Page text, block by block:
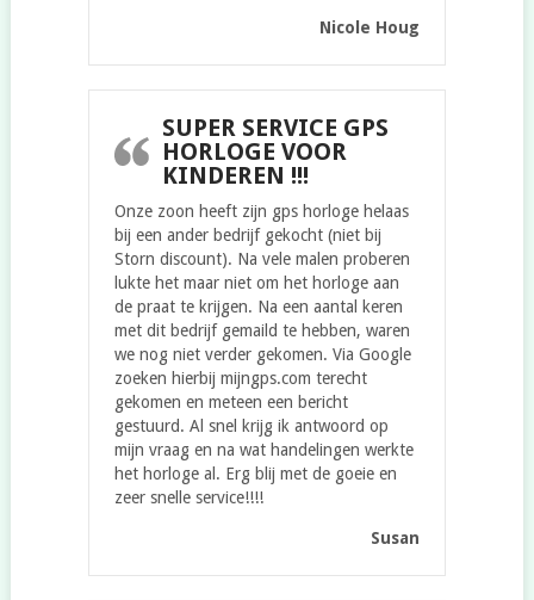
Nicole Houg
SUPER SERVICE GPS
HORLOGE VOOR
KINDEREN !!!
Onze zoon heeft zijn gps horloge helaas
bij een ander bedrijf gekocht (niet bij
Storn discount). Na vele malen proberen
lukte het maar niet om het horloge aan
de praat te krijgen. Na een aantal keren
met dit bedrijf gemaild te hebben, waren
we nog niet verder gekomen. Via Google
zoeken hierbij mijngps.com terecht
gekomen en meteen een bericht
gestuurd. Al snel krijg ik antwoord op
mijn vraag en na wat handelingen werkte
het horloge al. Erg blij met de goeie en
zeer snelle service!!!!
Susan